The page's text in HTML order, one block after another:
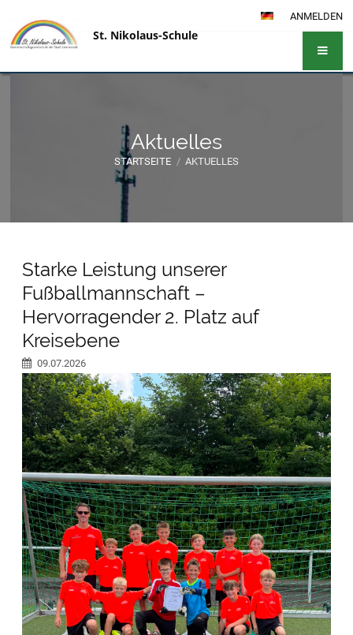
ANMELDEN
St. Nikolaus-Schule
Aktuelles
STARTSEITE / AKTUELLES
Starke Leistung unserer
Fußballmannschaft –
Hervorragender 2. Platz auf
Kreisebene
09.07.2026